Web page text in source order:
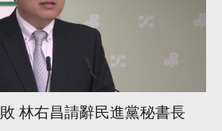
林右昌請辭民進黨秘書長